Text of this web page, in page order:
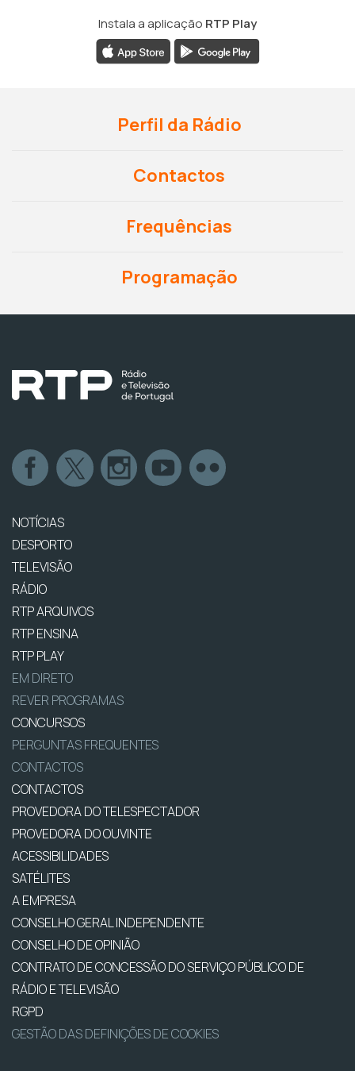
Instala a aplicação RTP Play
Perfil da Rádio
Contactos
Frequências
Programação
NOTÍCIAS
DESPORTO
TELEVISÃO
RÁDIO
RTP ARQUIVOS
RTP ENSINA
RTP PLAY
EM DIRETO
REVER PROGRAMAS
CONCURSOS
PERGUNTAS FREQUENTES
CONTACTOS
CONTACTOS
PROVEDORA DO TELESPECTADOR
PROVEDORA DO OUVINTE
ACESSIBILIDADES
SATÉLITES
A EMPRESA
CONSELHO GERAL INDEPENDENTE
CONSELHO DE OPINIÃO
CONTRATO DE CONCESSÃO DO SERVIÇO PÚBLICO DE
RÁDIO E TELEVISÃO
RGPD
GESTÃO DAS DEFINIÇÕES DE COOKIES